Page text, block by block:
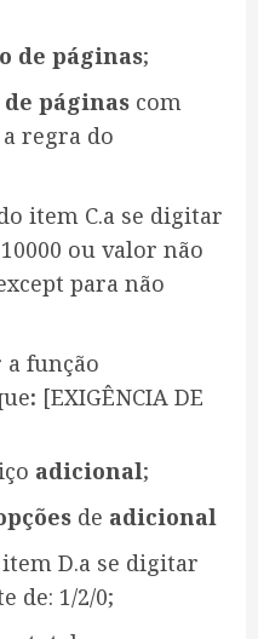
de páginas;
páginas com
regra do
item C.a se digitar
ou valor não
para não
função
: [EXIGÊNCIA DE
adicional;
de adicional
D.a se digitar
de: 1/2/0;